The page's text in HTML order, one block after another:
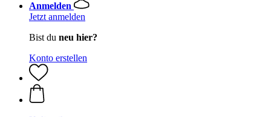
Anmelden
Jetzt anmelden
Bist du neu hier?
Konto erstellen